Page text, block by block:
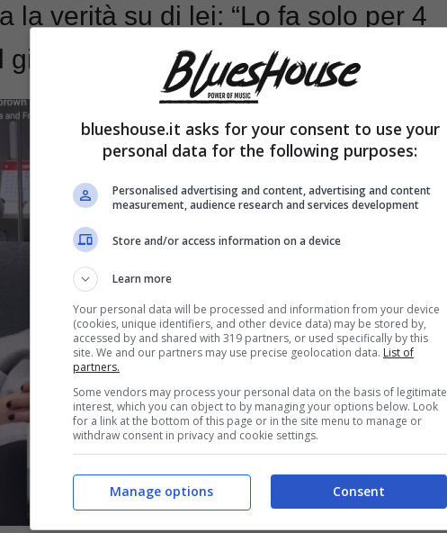
la verità su di lei: “Lo fa solo per 4
– FOTO
blueshouse.it asks for your consent to use your
personal data for the following purposes:
Personalised advertising and content, advertising and content
measurement, audience research and services development
Store and/or access information on a device
Learn more
Your personal data will be processed and information from your device
(cookies, unique identifiers, and other device data) may be stored by,
accessed by and shared with 319 partners, or used specifically by this
site. We and our partners may use precise geolocation data. List of
partners.
Some vendors may process your personal data on the basis of legitimate
interest, which you can object to by managing your options below. Look
for a link at the bottom of this page or in the site menu to manage or
withdraw consent in privacy and cookie settings.
Consent
Manage options